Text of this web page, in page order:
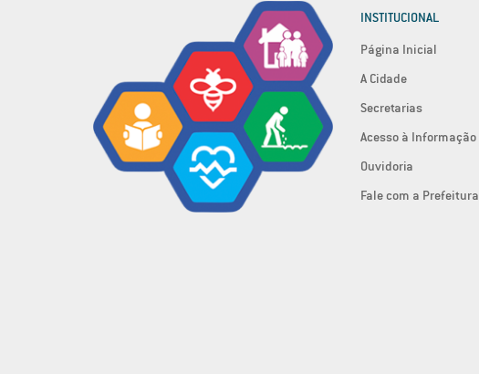
INSTITUCIONAL
Página Inicial
A Cidade
Secretarias
Acesso à Informação
Ouvidoria
Fale com a Prefeitura